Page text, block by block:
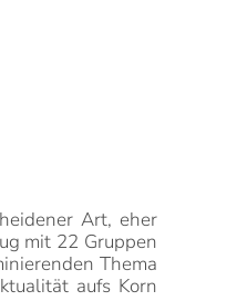
Art, eher
mit 22 Gruppen
Thema
aufs Korn